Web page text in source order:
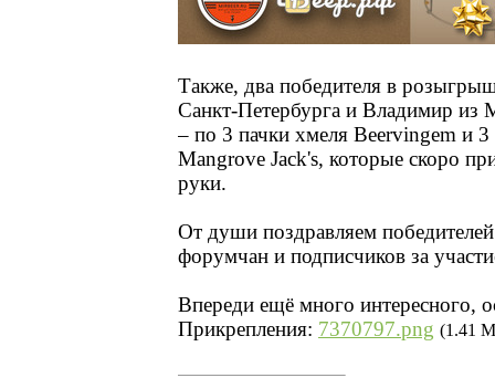
Также, два победителя в
Санкт-Петербурга и Владимир
– по 3 пачки хмеля Beervingem и
Mangrove Jack's, которые скоро
руки.
От души поздравляем
форумчан и подписчиков за
Впереди ещё много интересного,
Прикрепления: 7370797.png (1.41